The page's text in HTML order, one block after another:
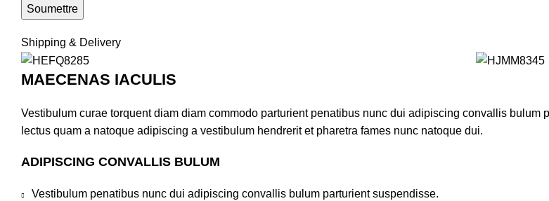
Shipping & Delivery
MAECENAS IACULIS
Vestibulum curae torquent diam diam commodo parturient penatibus nunc dui adipiscing convallis
lectus quam a natoque adipiscing a vestibulum hendrerit et pharetra fames nunc natoque dui.
ADIPISCING CONVALLIS BULUM
Vestibulum penatibus nunc dui adipiscing convallis bulum parturient suspendisse.